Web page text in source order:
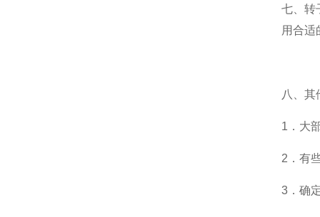
七、转
用合适
八、其
1．大
2．有
3．确